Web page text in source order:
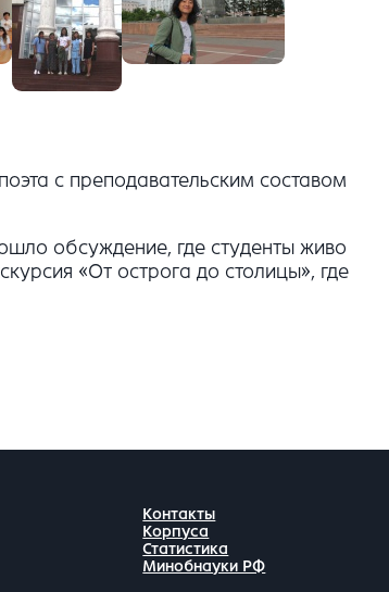
с преподавательским составом
обсуждение, где студенты живо
«От острога до столицы», где
Контакты
Корпуса
Статистика
Минобнауки РФ